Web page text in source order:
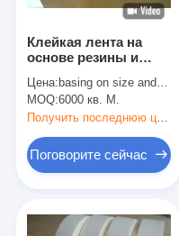
Клейкая лента на
основе резины и
толщины
Цена: basing on size and quantity
MOQ:6000 кв. М.
Получить последнюю цену
Поговорите сейчас